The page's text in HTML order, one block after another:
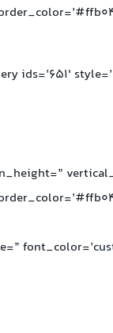
ids=’651′
first